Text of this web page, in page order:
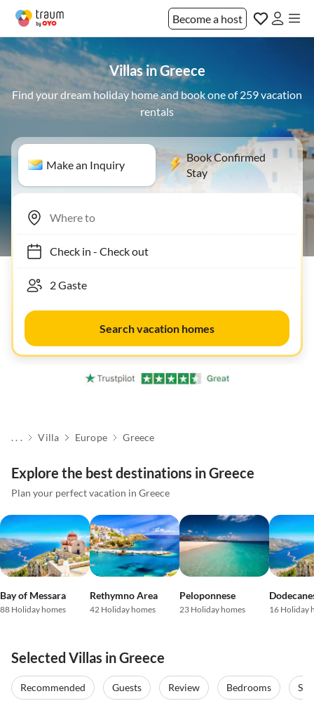
Become a host
Villas in Greece
Find your dream holiday home and book one of 259 vacation
rentals
Make an Inquiry
Book Confirmed
Stay
Check in- Check out
Search vacation homes
. . . Villa Europe Greece
Explore the best destinations in Greece
Plan your perfect vacation in Greece
Bay of Messara
88 Holiday homes
Rethymno Area
42 Holiday homes
Peloponnese
23 Holiday homes 16 Holiday
Selected Villas in Greece
Recommended Guests Review Bedrooms
Top-Listing